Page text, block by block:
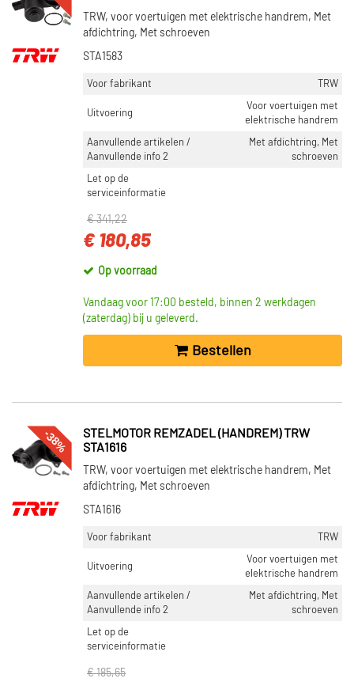
TRW, voor voertuigen met elektrische handrem, Met
afdichtring, Met schroeven
STA1583
Voor fabrikant TRW
Uitvoering
Voor voertuigen met
elektrische handrem
Aanvullende artikelen /
Aanvullende info 2
Met afdichtring, Met
schroeven
Let op de
serviceinformatie
€ 341,22
€ 180,85
Op voorraad
Vandaag voor 17:00 besteld, binnen 2 werkdagen
(zaterdag) bij u geleverd.
Bestellen
-38%
STELMOTOR REMZADEL (HANDREM) TRW
STA1616
TRW, voor voertuigen met elektrische handrem, Met
afdichtring, Met schroeven
STA1616
Voor fabrikant TRW
Uitvoering
Voor voertuigen met
elektrische handrem
Aanvullende artikelen /
Aanvullende info 2
Met afdichtring, Met
schroeven
Let op de
serviceinformatie
€ 185,65